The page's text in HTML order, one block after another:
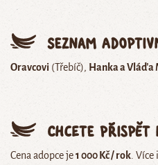
Seznam
Oravcovi (Třebíč) Hanka a Vláďa
Chcete přispět
Cena adopce je1 000 Kč / rok .